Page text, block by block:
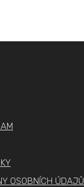
OSOBNÍCH ÚDAJŮ